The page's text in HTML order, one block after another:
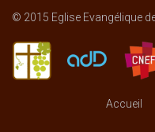
© 2015 Eglise Evangélique
Accueil